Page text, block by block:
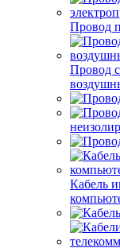
Провод
Провод
Кабель